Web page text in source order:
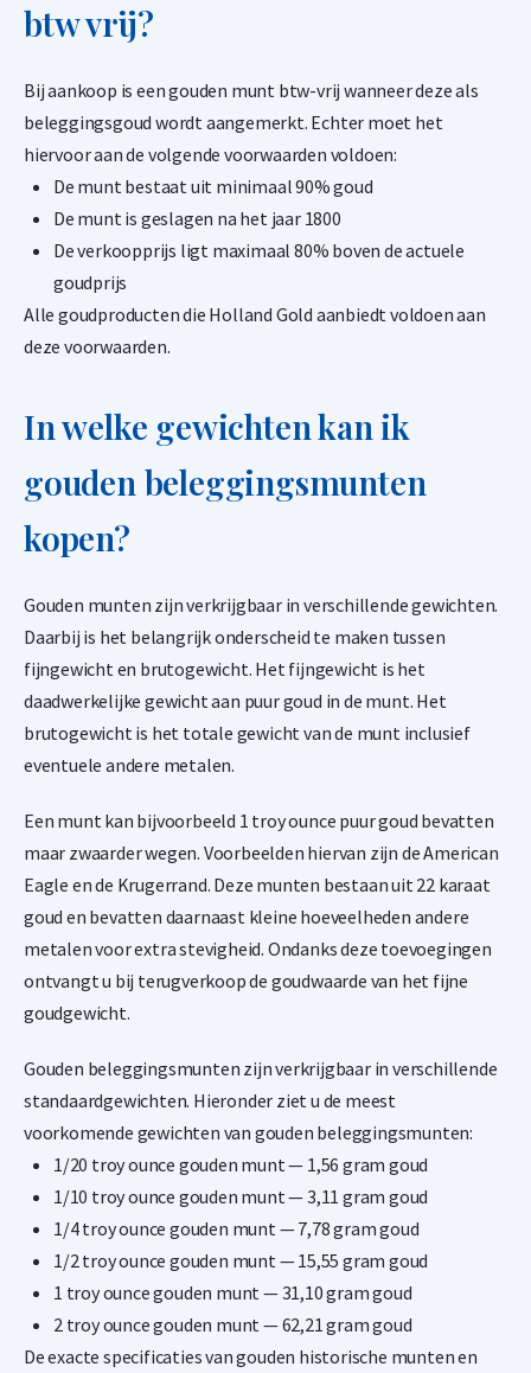
btw vrij?
Bij aankoop is een gouden munt btw-vrij wanneer deze als
beleggingsgoud wordt aangemerkt. Echter moet het
hiervoor aan de volgende voorwaarden voldoen:
De munt bestaat uit minimaal 90% goud
De munt is geslagen na het jaar 1800
De verkoopprijs ligt maximaal 80% boven de actuele
goudprijs
Alle goudproducten die Holland Gold aanbiedt voldoen aan
deze voorwaarden.
In welke gewichten kan ik
gouden beleggingsmunten
kopen?
Gouden munten zijn verkrijgbaar in verschillende gewichten.
Daarbij is het belangrijk onderscheid te maken tussen
fijngewicht en brutogewicht. Het fijngewicht is het
daadwerkelijke gewicht aan puur goud in de munt. Het
brutogewicht is het totale gewicht van de munt inclusief
eventuele andere metalen.
Een munt kan bijvoorbeeld 1 troy ounce puur goud bevatten
maar zwaarder wegen. Voorbeelden hiervan zijn de American
Eagle en de Krugerrand. Deze munten bestaan uit 22 karaat
goud en bevatten daarnaast kleine hoeveelheden andere
metalen voor extra stevigheid. Ondanks deze toevoegingen
ontvangt u bij terugverkoop de goudwaarde van het fijne
goudgewicht.
Gouden beleggingsmunten zijn verkrijgbaar in verschillende
standaardgewichten. Hieronder ziet u de meest
voorkomende gewichten van gouden beleggingsmunten:
1/20 troy ounce gouden munt — 1,56 gram goud
1/10 troy ounce gouden munt — 3,11 gram goud
1/4 troy ounce gouden munt — 7,78 gram goud
1/2 troy ounce gouden munt — 15,55 gram goud
1 troy ounce gouden munt — 31,10 gram goud
2 troy ounce gouden munt — 62,21 gram goud
De exacte specificaties van gouden historische munten en